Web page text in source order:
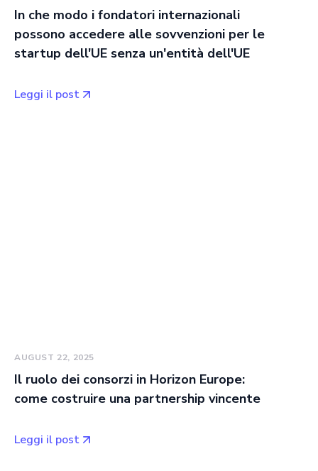
In che modo i fondatori internazionali
possono accedere alle sovvenzioni per le
startup dell'UE senza un'entità dell'UE
Leggi il post
AUGUST 22, 2025
Il ruolo dei consorzi in Horizon Europe:
come costruire una partnership vincente
Leggi il post